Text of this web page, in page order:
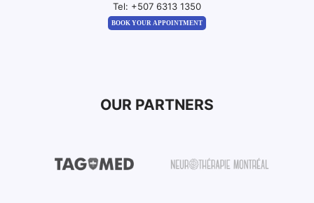
Tel: +507 6313 1350
BOOK YOUR APPOINTMENT
OUR PARTNERS